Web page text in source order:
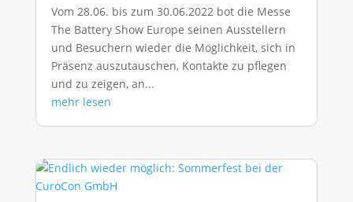
Vom 28.06. bis zum 30.06.2022 bot die Messe
The Battery Show Europe seinen Ausstellern
und Besuchern wieder die Möglichkeit, sich in
Präsenz auszutauschen, Kontakte zu pflegen
und zu zeigen, an...
mehr lesen